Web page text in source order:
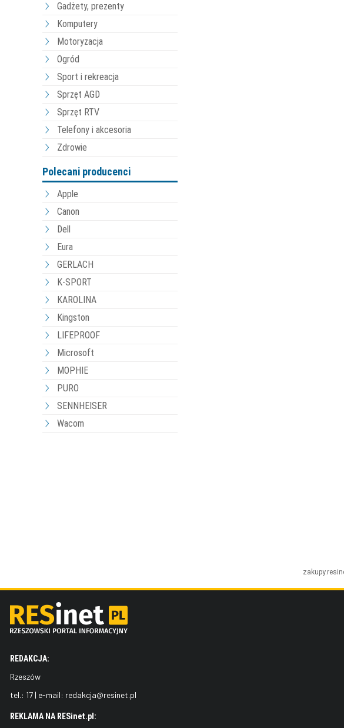
Gadżety, prezenty
Komputery
Motoryzacja
Ogród
Sport i rekreacja
Sprzęt AGD
Sprzęt RTV
Telefony i akcesoria
Zdrowie
Polecani producenci
Apple
Canon
Dell
Eura
GERLACH
K-SPORT
KAROLINA
Kingston
LIFEPROOF
Microsoft
MOPHIE
PURO
SENNHEISER
Wacom
REDAKCJA:
Rzeszów
tel.: 17 | e-mail: redakcja@resinet.pl
REKLAMA NA RESinet.pl: